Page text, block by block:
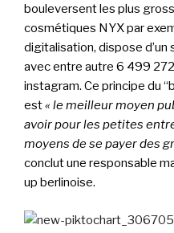
bouleversent les plus
cosmétiques NYX par
digitalisation, dispose d’un
avec entre autre 6 499
instagram. Ce principe du
est« le meilleur moyen
avoir pour les petites
moyens de se payer des
conclut une responsable
up berlinoise.